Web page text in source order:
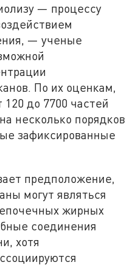
— процессу
— ученые
По их оценкам,
120 до 7700 частей
несколько порядков
зафиксированные
предположение,
могут являться
жирных
соединения
хотя